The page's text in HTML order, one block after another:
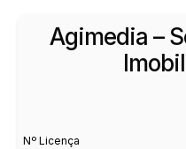
Agimedia –
Nº Licença